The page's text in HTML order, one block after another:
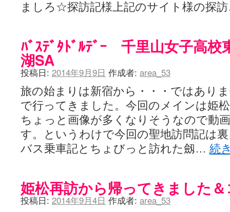
ましろ☆探訪記様上記のサイト様の探
ﾊﾞｽﾃﾞﾀﾄﾞﾙﾃﾞｰ 千里山女子高校
湖SA
投稿日: 2014年9月9日 作成者: area_53
旅の始まりは新宿から・・・ではあり
で行ってきました。今回のメインは姫
ちょっと画像が多くなりそうなので動
す。というわけで今回の聖地訪問記は
バス乗車記とちょびっと訪れた劔… 続
姫松再訪から帰ってきました
投稿日: 2014年9月4日 作成者: area_53